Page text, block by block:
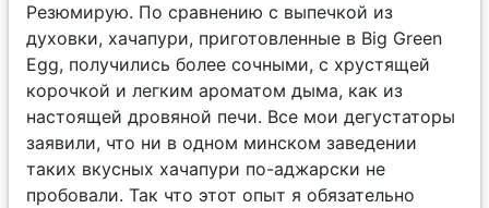
Резюмирую. По сравнению с выпечкой из
духовки, хачапури, приготовленные в Big Green
Egg, получились более сочными, с хрустящей
корочкой и легким ароматом дыма, как из
настоящей дровяной печи. Все мои дегустаторы
заявили, что ни в одном минском заведении
таких вкусных хачапури по-аджарски не
пробовали. Так что этот опыт я обязательно